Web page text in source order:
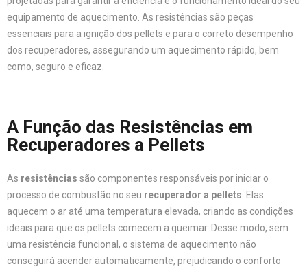
equipamento de aquecimento. As resistências são peças
essenciais para a ignição dos pellets e para o correto desempenho
dos recuperadores, assegurando um aquecimento rápido, bem
como, seguro e eficaz.
A Função das Resistências em
Recuperadores a Pellets
As resistências são componentes responsáveis por iniciar o
processo de combustão no seu recuperador a pellets . Elas
aquecem o ar até uma temperatura elevada, criando as condições
ideais para que os pellets comecem a queimar. Desse modo, sem
uma resistência funcional, o sistema de aquecimento não
conseguirá acender automaticamente, prejudicando o conforto